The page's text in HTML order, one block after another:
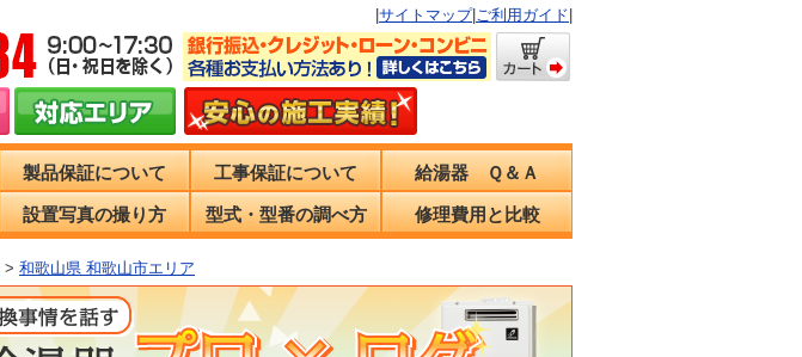
サイトマップ| ご利用ガイド
製品保証について 工事保証について 給湯器 Ｑ＆Ａ
設置写真の撮り方 型式・型番の調べ方 修理費用と比較
> 和歌山県 和歌山市エリア